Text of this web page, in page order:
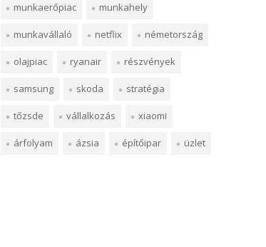
munkaerőpiac munkahely
munkavállaló netflix németország
olajpiac ryanair részvények
samsung skoda stratégia
tőzsde vállalkozás xiaomi
árfolyam ázsia építőipar üzlet